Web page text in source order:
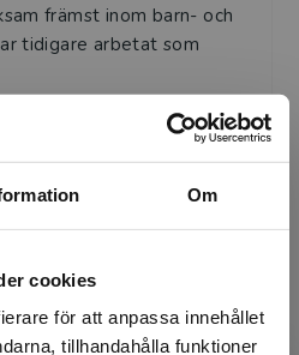
Om
cookies
för att anpassa innehållet
tillhandahålla funktioner
främst inom barn- och
tidigare arbetat som